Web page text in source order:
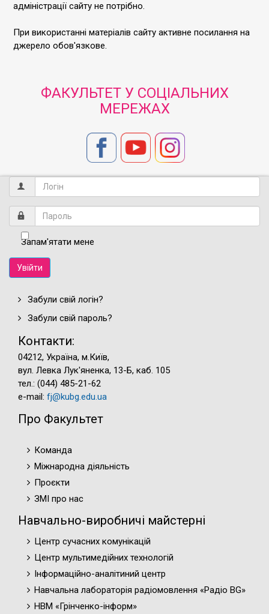
адміністрації сайту не потрібно.
При використанні матеріалів сайту активне посилання на
джерело обов'язкове.
ФАКУЛЬТЕТ У СОЦІАЛЬНИХ
МЕРЕЖАХ
Запам'ятати мене
Увійти
Забули свій логін?
Забули свій пароль?
Контакти:
04212, Україна, м.Київ,
вул. Левка Лук'яненка, 13-Б, каб. 105
тел.: (044) 485-21-62
e-mail: fj@kubg.edu.ua
Про Факультет
Команда
Міжнародна діяльність
Проєкти
ЗМІ про нас
Навчально-виробничі майстерні
Центр сучасних комунікацій
Центр мультимедійних технологій
Інформаційно-аналітиний центр
Навчальна лабораторія радіомовлення «Радіо BG»
НВМ «Грінченко-інформ»